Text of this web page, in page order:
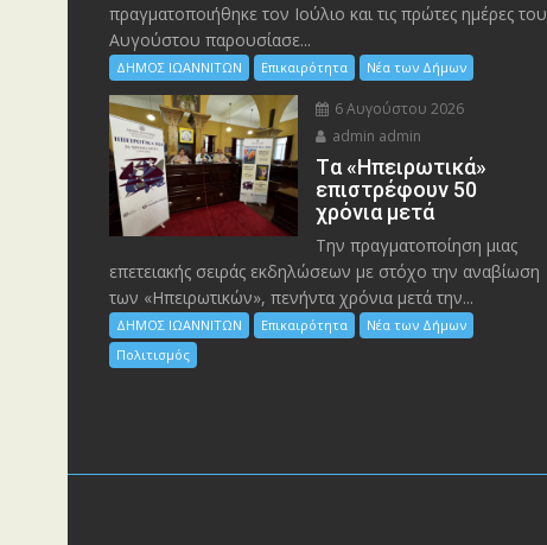
πραγματοποιήθηκε τον Ιούλιο και τις πρώτες ημέρες του
Αυγούστου παρουσίασε...
ΔΗΜΟΣ ΙΩΑΝΝΙΤΩΝ Επικαιρότητα Νέα των Δήμων
6 Αυγούστου 2026
admin admin
Tα «Ηπειρωτικά»
επιστρέφουν 50
χρόνια μετά
Την πραγματοποίηση μιας
επετειακής σειράς εκδηλώσεων με στόχο την αναβίωση
των «Ηπειρωτικών», πενήντα χρόνια μετά την...
ΔΗΜΟΣ ΙΩΑΝΝΙΤΩΝ Επικαιρότητα
Νέα των Δήμων
Πολιτισμός